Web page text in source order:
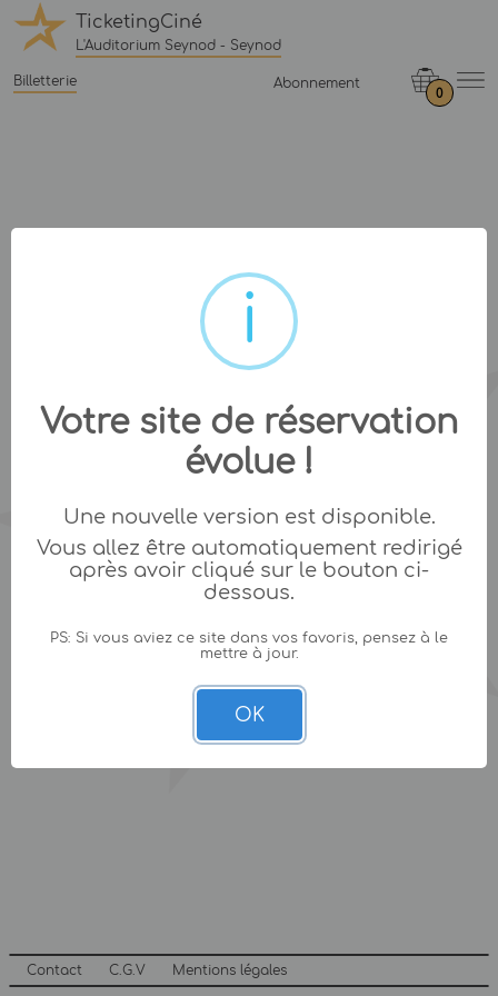
TicketingCiné
L'Auditorium Seynod - Seynod
Billetterie Abonnement
0
Contact C.G.V Mentions légales
Votre site de réservation
évolue !
Une nouvelle version est disponible.
Vous allez être automatiquement redirigé
après avoir cliqué sur le bouton ci-
dessous.
PS: Si vous aviez ce site dans vos favoris, pensez à le
mettre à jour.
OK